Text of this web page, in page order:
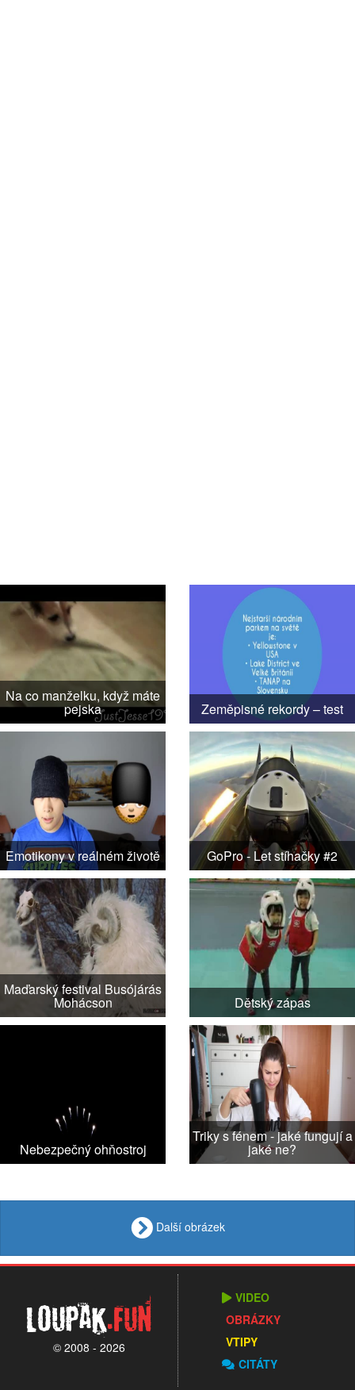
Na co manželku, když máte
pejska Zeměpisné rekordy – test
Emotikony v reálném životě GoPro - Let stíhačky #2
Maďarský festival Busójárás
Mohácson Dětský zápas
Nebezpečný ohňostroj
Triky s fénem - jaké fungují a
jaké ne?
Další obrázek
Loupak.fun
© 2008 - 2026
VIDEO
OBRÁZKY
VTIPY
CITÁTY